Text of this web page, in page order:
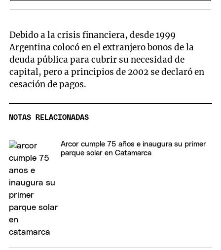
Debido a la crisis financiera, desde 1999
Argentina colocó en el extranjero bonos de la
deuda pública para cubrir su necesidad de
capital, pero a principios de 2002 se declaró en
cesación de pagos.
NOTAS RELACIONADAS
Arcor cumple 75 años e inaugura su primer
parque solar en Catamarca